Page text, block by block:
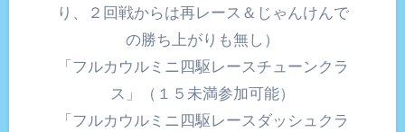
り、２回戦からは再レース＆じゃんけんで
の勝ち上がりも無し）
「フルカウルミニ四駆レースチューンクラ
ス」（１５未満参加可能）
「フルカウルミニ四駆レースダッシュクラ